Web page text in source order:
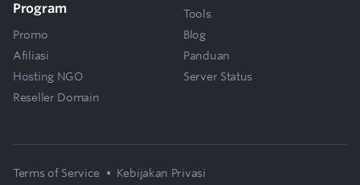
Program
Promo
Afiliasi
Hosting NGO
Reseller Domain
Tools
Blog
Panduan
Server Status
Terms of Service • Kebijakan Privasi